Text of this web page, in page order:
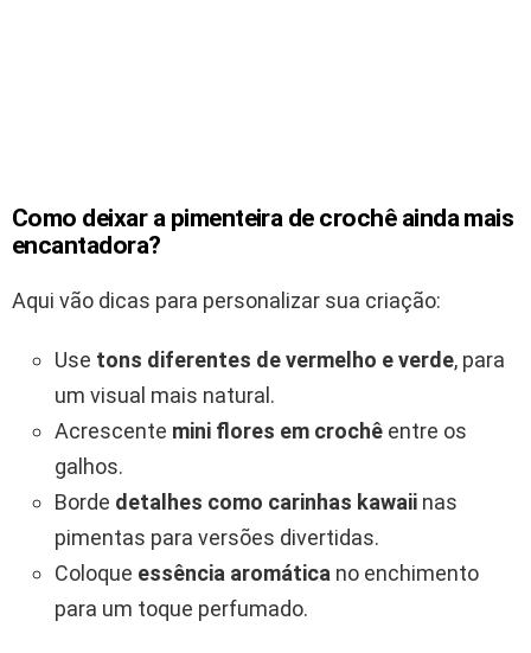
Como deixar a pimenteira de crochê ainda mais
encantadora?
Aqui vão dicas para personalizar sua criação:
Use tons diferentes de vermelho e verde, para
um visual mais natural.
Acrescente mini flores em crochê entre os
galhos.
Borde detalhes como carinhas kawaii nas
pimentas para versões divertidas.
Coloque essência aromática no enchimento
para um toque perfumado.